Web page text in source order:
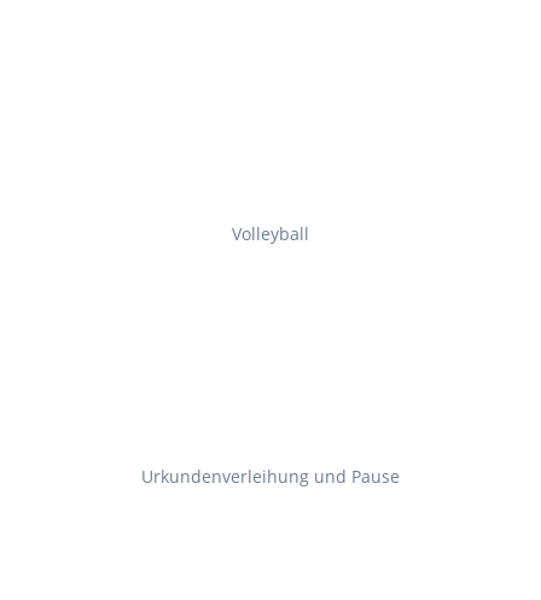
Volleyball
Urkundenverleihung und Pause